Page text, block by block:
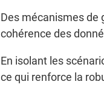
Des mécanismes de
cohérence des
En isolant les
ce qui renforce la